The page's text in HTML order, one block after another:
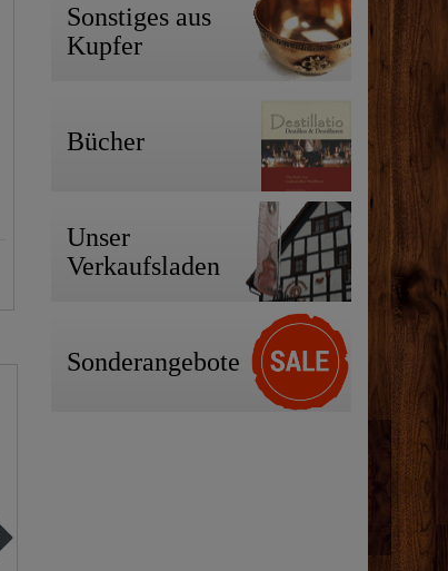
Sonstiges aus
Kupfer
Bücher
Unser
Verkaufsladen
Sonderangebote